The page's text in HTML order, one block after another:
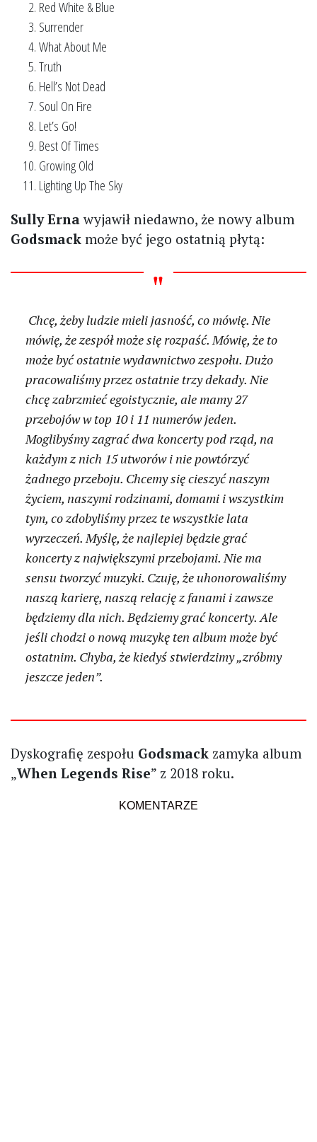
Red White & Blue
Surrender
What About Me
Truth
Hell’s Not Dead
Soul On Fire
Let’s Go!
Best Of Times
Growing Old
Lighting Up The Sky
Sully Ernawyjawił niedawno, że nowy album
Godsmack może być jego ostatnią płytą:
Chcę, żeby ludzie mieli jasność, co mówię. Nie
mówię, że zespół może się rozpaść. Mówię, że to
może być ostatnie wydawnictwo zespołu. Dużo
pracowaliśmy przez ostatnie trzy dekady. Nie
chcę zabrzmieć egoistycznie, ale mamy 27
przebojów w top 10 i 11 numerów jeden.
Moglibyśmy zagrać dwa koncerty pod rząd, na
każdym z nich 15 utworów i nie powtórzyć
żadnego przeboju. Chcemy się cieszyć naszym
życiem, naszymi rodzinami, domami i wszystkim
tym, co zdobyliśmy przez te wszystkie lata
wyrzeczeń. Myślę, że najlepiej będzie grać
koncerty z największymi przebojami. Nie ma
sensu tworzyć muzyki. Czuję, że uhonorowaliśmy
naszą karierę, naszą relację z fanami i zawsze
będziemy dla nich. Będziemy grać koncerty. Ale
jeśli chodzi o nową muzykę ten album może być
ostatnim. Chyba, że kiedyś stwierdzimy „zróbmy
jeszcze jeden”.
Dyskografię zespołu Godsmack zamyka album
„When Legends Rise” z 2018 roku.
KOMENTARZE